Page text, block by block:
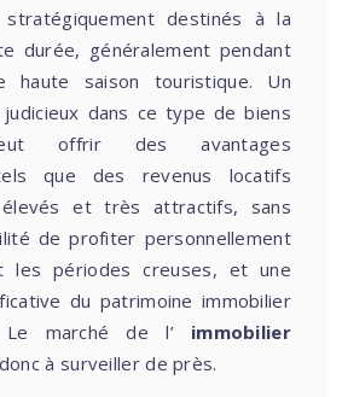
destinés à la
durée, généralement pendant
haute saison touristique. Un
judicieux dans ce type de biens
offrir des avantages
que des revenus locatifs
élevés et très attractifs, sans
de profiter personnellement
les périodes creuses, et une
du patrimoine immobilier
marché de l’ immobilier
à surveiller de près.